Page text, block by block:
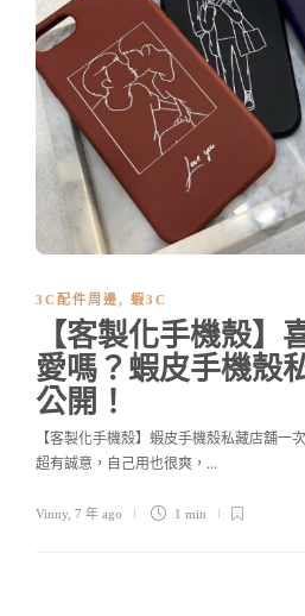
3C配件周邊, 蝦3C
【客製化手機殼】
愛嗎？蝦皮手機殼
公開！
【客製化手機殼】蝦皮手機殼私藏店舖一
超有誠意，自己用也很爽，…
Vinny 7 年 ago 1 min